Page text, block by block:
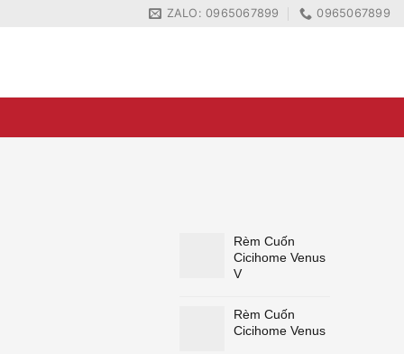
ZALO: 0965067899 0965067899
Rèm Cuốn
Cicihome Venus
V
Rèm Cuốn
Cicihome Venus